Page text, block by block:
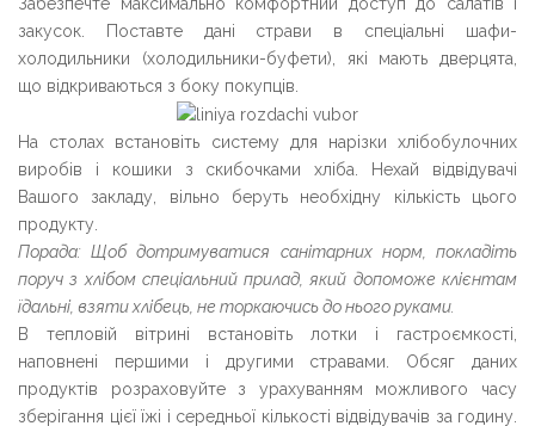
Забезпечте максимально комфортний доступ до салатів і
закусок. Поставте дані страви в спеціальні шафи-
холодильники (холодильники-буфети), які мають дверцята,
що відкриваються з боку покупців.
На столах встановіть систему для нарізки хлібобулочних
виробів і кошики з скибочками хліба. Нехай відвідувачі
Вашого закладу, вільно беруть необхідну кількість цього
продукту.
Порада: Щоб дотримуватися санітарних норм, покладіть
поруч з хлібом спеціальний прилад, який допоможе клієнтам
їдальні, взяти хлібець, не торкаючись до нього руками.
В тепловій вітрині встановіть лотки і гастроємкості,
наповнені першими і другими стравами. Обсяг даних
продуктів розраховуйте з урахуванням можливого часу
зберігання цієї їжі і середньої кількості відвідувачів за годину.